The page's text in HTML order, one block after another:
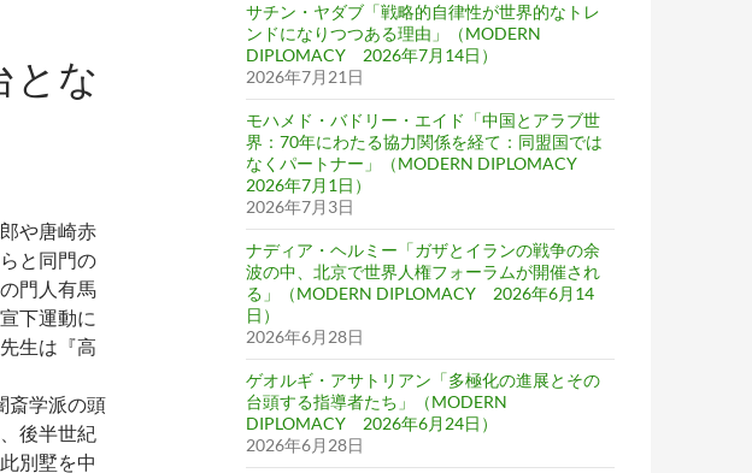
とな
や唐崎赤
と同門の
門人有馬
下運動に
生は『高
斎学派の頭
後半世紀
別墅を中
サチン・ヤダブ「戦略的自律性が世界的なトレ
ンドになりつつある理由」（MODERN
DIPLOMACY 2026年7月14日）
2026年7月21日
モハメド・バドリー・エイド「中国とアラブ世
界：70年にわたる協力関係を経て：同盟国では
なくパートナー」（MODERN DIPLOMACY
2026年7月1日）
2026年7月3日
ナディア・ヘルミー「ガザとイランの戦争の余
波の中、北京で世界人権フォーラムが開催され
る」（MODERN DIPLOMACY 2026年6月14
日）
2026年6月28日
ゲオルギ・アサトリアン「多極化の進展とその
台頭する指導者たち」（MODERN
DIPLOMACY 2026年6月24日）
2026年6月28日